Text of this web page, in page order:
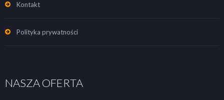
Kontakt
Polityka prywatności
NASZA OFERTA